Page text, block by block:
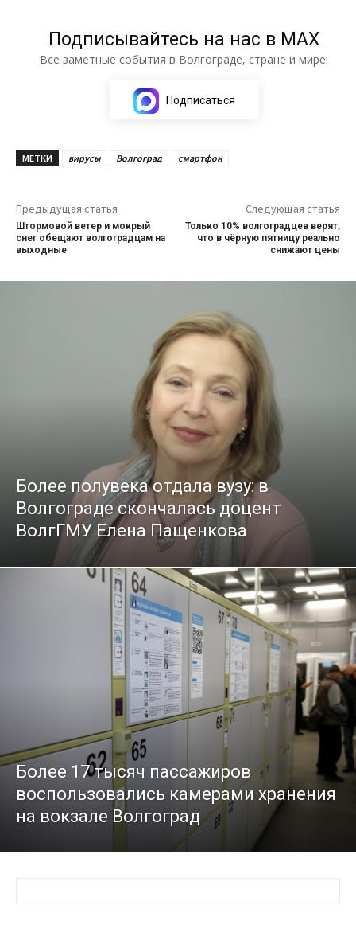
Подписывайтесь на нас в МАХ
Все заметные события в Волгограде, стране и мире!
Подписаться
МЕТКИ вирусы Волгоград смартфон
Предыдущая статья
Штормовой ветер и мокрый
снег обещают волгоградцам на
выходные
Следующая статья
Только 10% волгоградцев верят,
что в чёрную пятницу реально
снижают цены
Более полувека отдала вузу: в
Волгограде скончалась доцент
ВолгГМУ Елена Пащенкова
Более 17 тысяч пассажиров
воспользовались камерами хранения
на вокзале Волгоград